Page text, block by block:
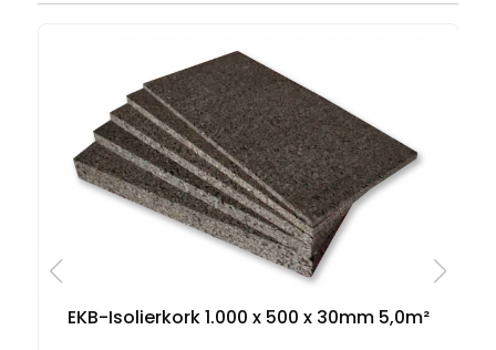
EKB-Isolierkork 1.000 x 500 x 30mm 5,0m²